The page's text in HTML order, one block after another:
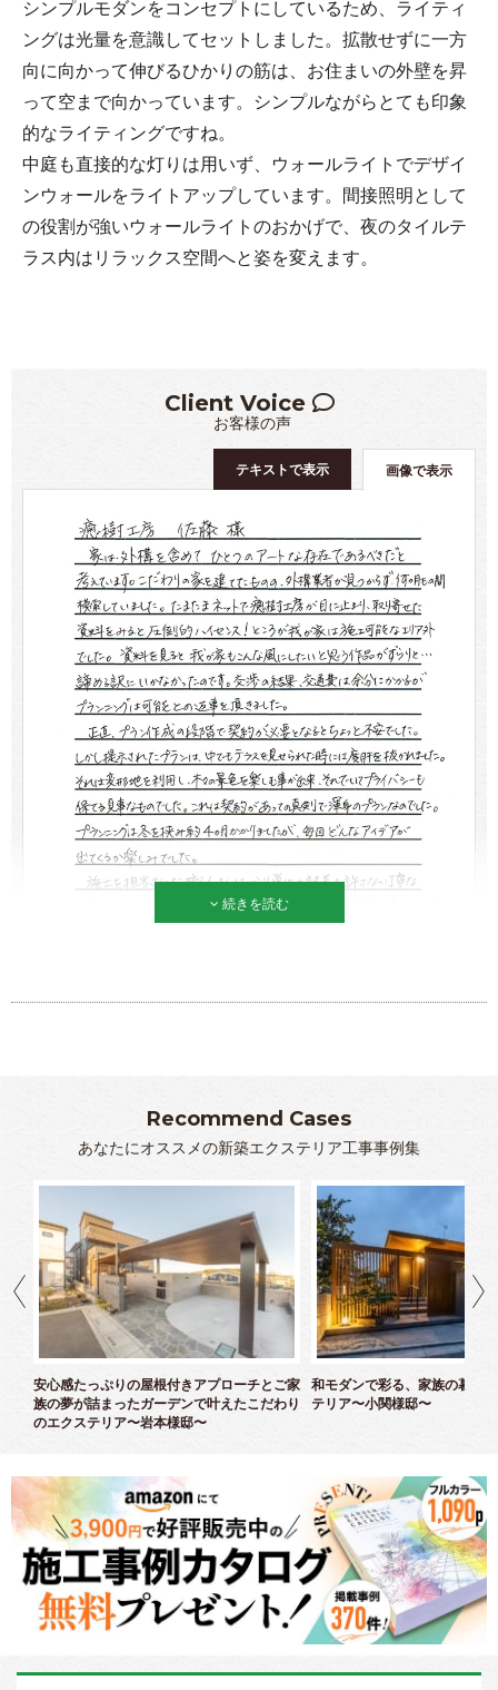
シンプルモダンをコンセプトにしているため、ライティ
ングは光量を意識してセットしました。拡散せずに一方
向に向かって伸びるひかりの筋は、お住まいの外壁を昇
って空まで向かっています。シンプルながらとても印象
的なライティングですね。
中庭も直接的な灯りは用いず、ウォールライトでデザイ
ンウォールをライトアップしています。間接照明として
の役割が強いウォールライトのおかげで、夜のタイルテ
ラス内はリラックス空間へと姿を変えます。
Client Voice
お客様の声
画像で表示
テキストで表示
続きを読む
Recommend Cases
あなたにオススメの新築エクステリア工事事例集
安心感たっぷりの屋根付きアプローチとご家
族の夢が詰まったガーデンで叶えたこだわり
のエクステリア〜岩本様邸〜
和モダンで彩る、家族の暮ら
テリア〜小関様邸〜